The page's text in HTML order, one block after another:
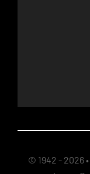
© 1942 - 2026